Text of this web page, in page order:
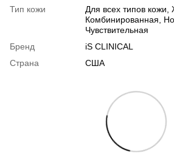
Тип кожи Для всех типов кожи,
Комбинированная,
Чувствительная
Бренд
iS CLINICAL
Страна
США